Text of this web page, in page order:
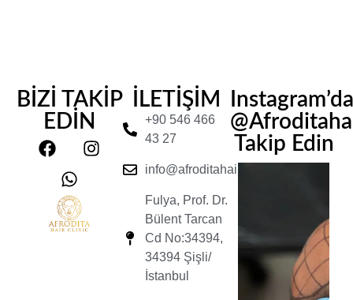
BİZİ TAKİP
EDİN
İLETİŞİM
+90 546 466
43 27
info@afroditahairclinic.com
Fulya, Prof. Dr.
Bülent Tarcan
Cd No:34394,
34394 Şişli/
İstanbul
Instagram’da
Takip Edin